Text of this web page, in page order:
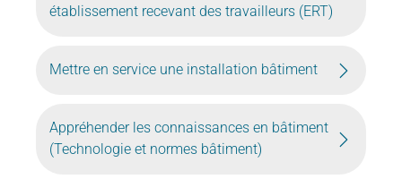
établissement recevant des travailleurs (ERT)
Mettre en service une installation bâtiment
Appréhender les connaissances en bâtiment
(Technologie et normes bâtiment)